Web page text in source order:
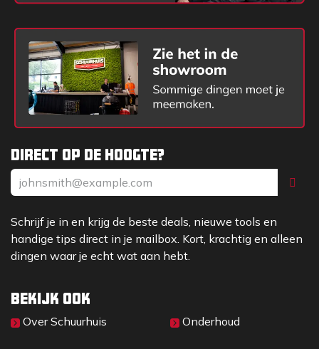
Direct op de hoogte?
Schrijf je in en krijg de beste deals, nieuwe tools en
handige tips direct in je mailbox. Kort, krachtig en alleen
dingen waar je echt wat aan hebt.
Bekijk ook
Over Sc​huurhuis
Onderhoud